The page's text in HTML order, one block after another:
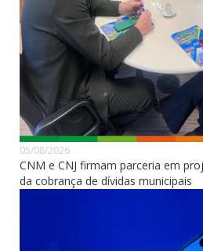
05/08/2026
CNM e CNJ firmam parceria em
da cobrança de dívidas municipais